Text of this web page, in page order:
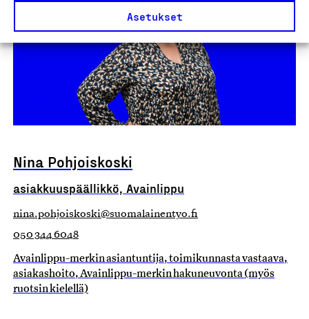
Asetukset
Nina Pohjoiskoski
asiakkuuspäällikkö, Avainlippu
nina.pohjoiskoski@suomalainentyo.fi
050 344 6048
Avainlippu-merkin asiantuntija, toimikunnasta vastaava,
asiakashoito, Avainlippu-merkin hakuneuvonta (myös
ruotsin kielellä)